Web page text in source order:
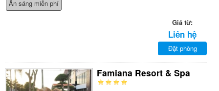
Ăn sáng miễn phí
Giá từ:
Liên hệ
Đặt phòng
Famiana Resort & Spa